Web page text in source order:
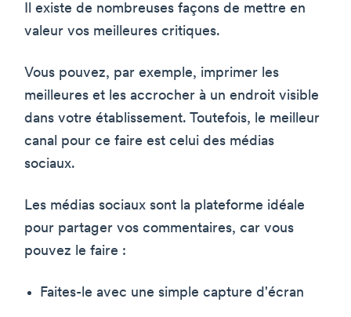
Il existe de nombreuses façons de mettre en
valeur vos meilleures critiques.
Vous pouvez, par exemple, imprimer les
meilleures et les accrocher à un endroit visible
dans votre établissement. Toutefois, le meilleur
canal pour ce faire est celui des médias
sociaux.
Les médias sociaux sont la plateforme idéale
pour partager vos commentaires, car vous
pouvez le faire :
Faites-le avec une simple capture d'écran